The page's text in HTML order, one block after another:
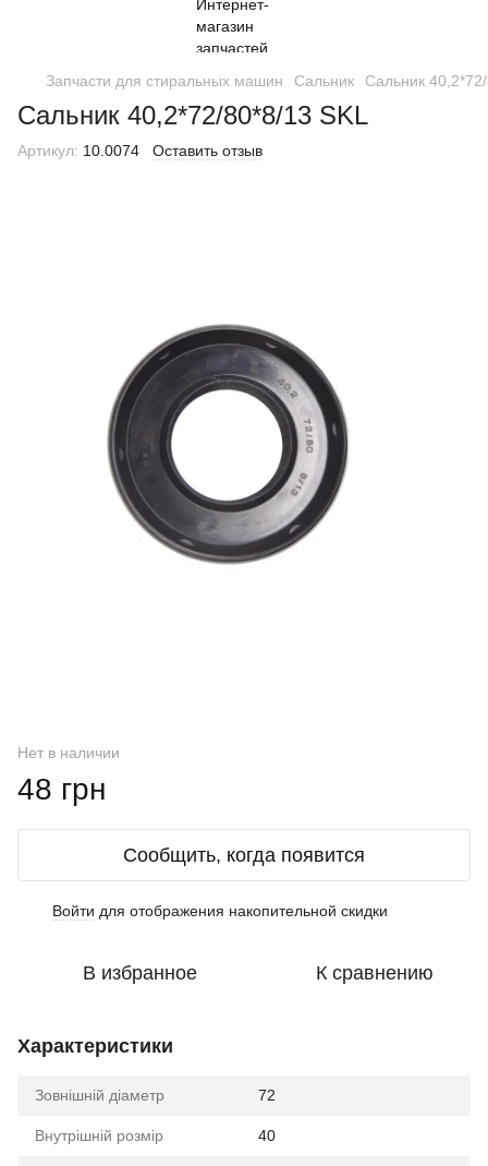
Запчасти для стиральных машин Сальник Сальник
Сальник 40,2*72/80*8/13 SKL
Артикул: 10.0074 Оставить отзыв
Нет в наличии
48 грн
Сообщить, когда появится
Войти для отображения накопительной скидки
В избранное К сравнению
Характеристики
Зовнішній діаметр 72
Внутрішній розмір 40